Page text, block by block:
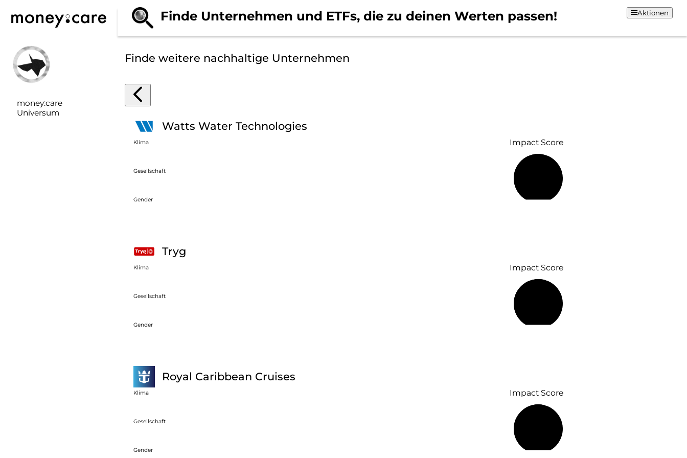
money:care
Universum
Finde Unternehmen und ETFs, die zu deinen Werten passen! Aktionen
Finde weitere nachhaltige Unternehmen
Watts Water Technologies
Klima
Gesellschaft
Gender
Impact Score
Tryg
Klima
Gesellschaft
Gender
Impact Score
Royal Caribbean Cruises
Klima
Gesellschaft
Gender
Impact Score